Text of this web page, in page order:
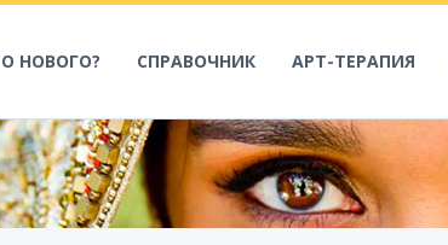
НОВОГО? СПРАВОЧНИК АРТ-ТЕРАПИЯ